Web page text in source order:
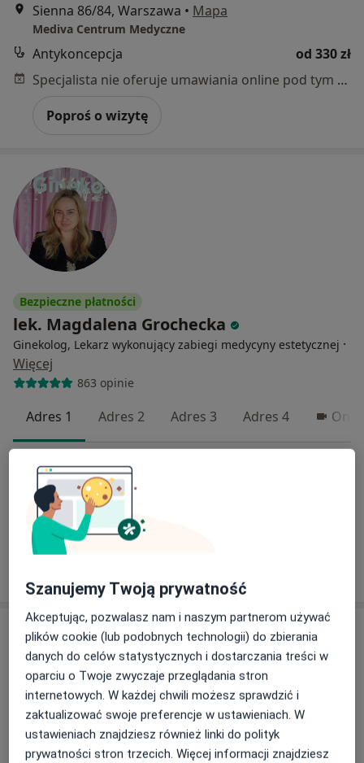
Sienna 86/84, Warszawa • Mapa
Mediva Centrum Medyczne
Antykoncepcja
od 330 zł
Specjalista nie oferuje umawiania online pod tym adresem.
Poproś o wizytę
Bezpieczne płatności
lek. Magdalena Grochecka
Ginekolog, Lekarz wykonujący zabiegi medycyny estetycznej ·
Więcej
863 opinie
Adres 1 Adres 2 Adres 3 Adres 4
Przewodowa 107, Warszawa
Ginekologia Grochecka
Konsultacja ginekologiczna
lek. Katarzyna Jaroszewska
Szanujemy Twoją prywatność
Akceptując, pozwalasz nam i naszym partnerom używać
plików cookie (lub podobnych technologii) do zbierania
danych do celów statystycznych i dostarczania treści w
oparciu o Twoje zwyczaje przeglądania stron
internetowych. W każdej chwili możesz sprawdzić i
zaktualizować swoje preferencje w ustawieniach. W
ustawieniach znajdziesz również linki do polityk
prywatności stron trzecich. Więcej informacji znajdziesz